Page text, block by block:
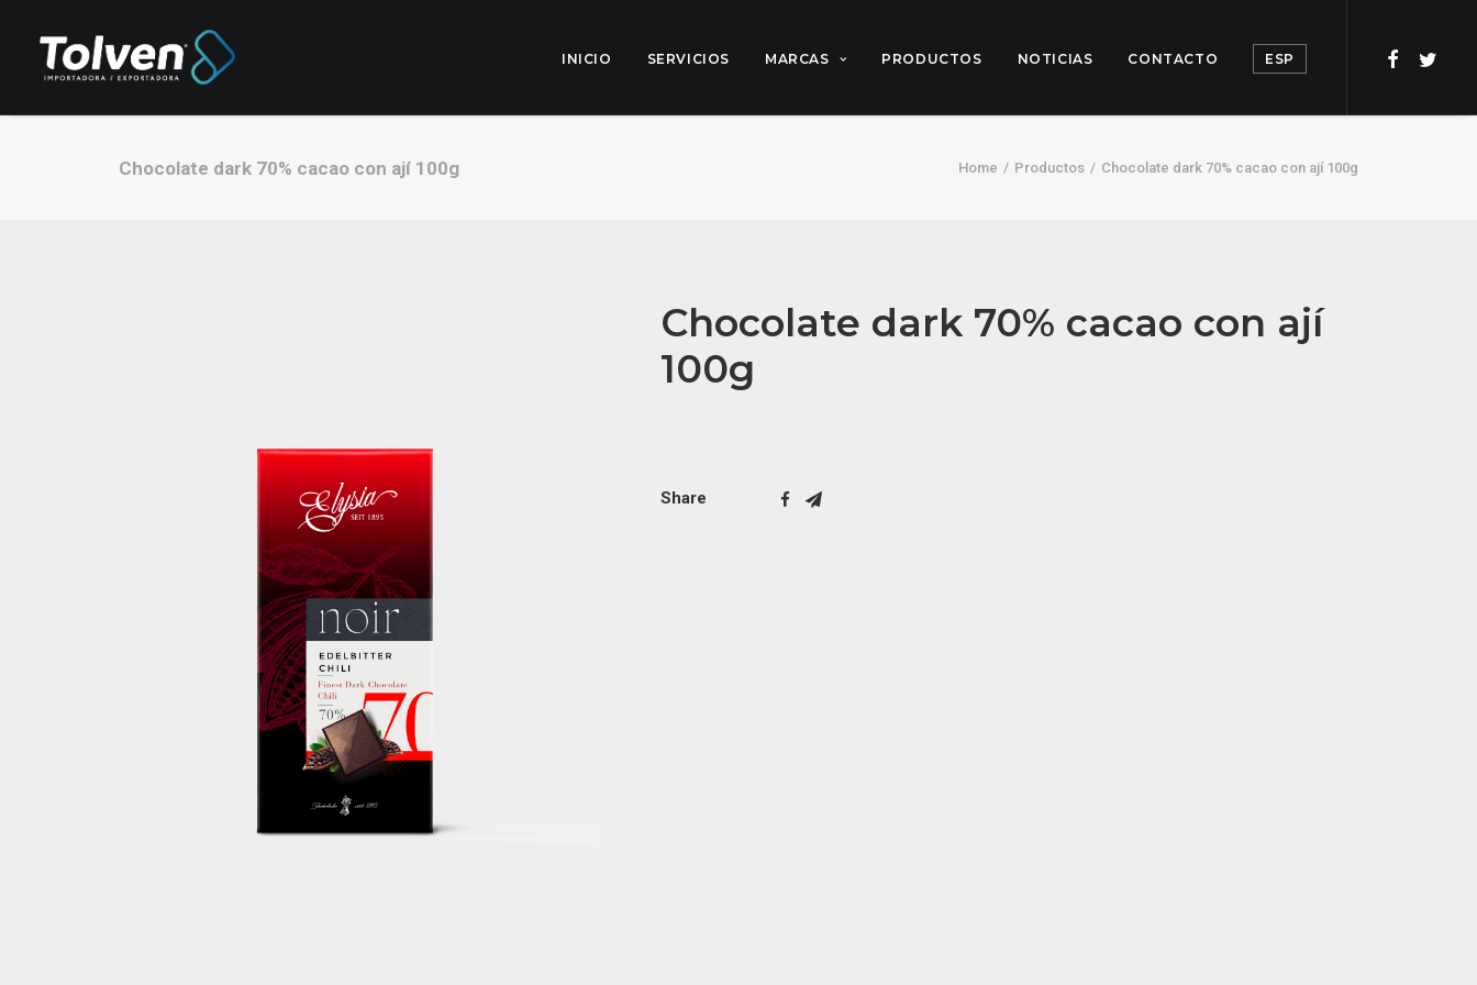
INICIO SERVICIOS MARCAS PRODUCTOS NOTICIAS CONTACTO ESP
Chocolate dark 70% cacao con ají 100g Home Productos Chocolate dark 70% cacao con ají 100g
Chocolate dark 70% cacao con ají
100g
Share